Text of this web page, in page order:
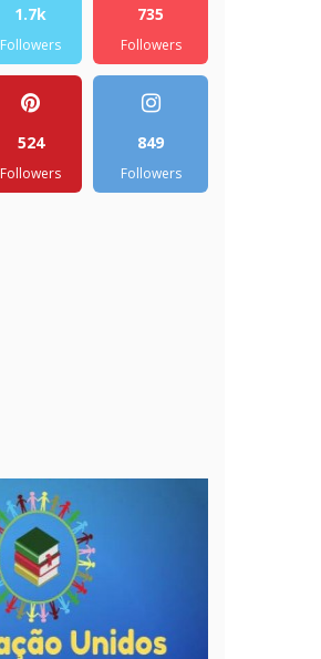
1.7k
Followers
735
Followers
524
Followers
849
Followers